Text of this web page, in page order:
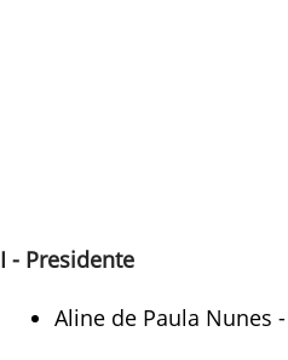
I - Presidente
Aline de Paula Nunes -